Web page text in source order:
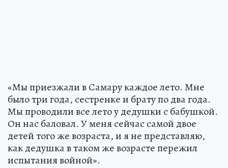
«Мы приезжали в Самару каждое лето. Мне
было три года, сестренке и брату по два года.
Мы проводили все лето у дедушки с бабушкой.
Он нас баловал. У меня сейчас самой двое
детей того же возраста, и я не представляю,
как дедушка в таком же возрасте пережил
испытания войной».